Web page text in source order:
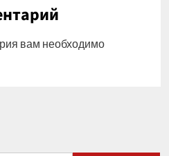
вам необходимо